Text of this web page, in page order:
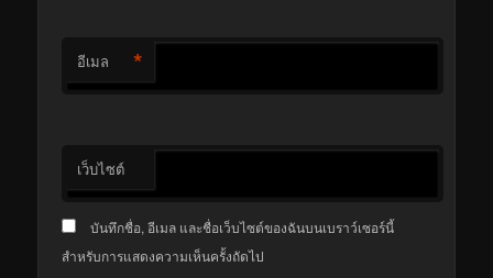
อีเมล *
เว็บไซต์
บันทึกชื่อ, อีเมล และชื่อเว็บไซต์ของฉันบนเบราว์เซอร์นี้
สำหรับการแสดงความเห็นครั้งถัดไป